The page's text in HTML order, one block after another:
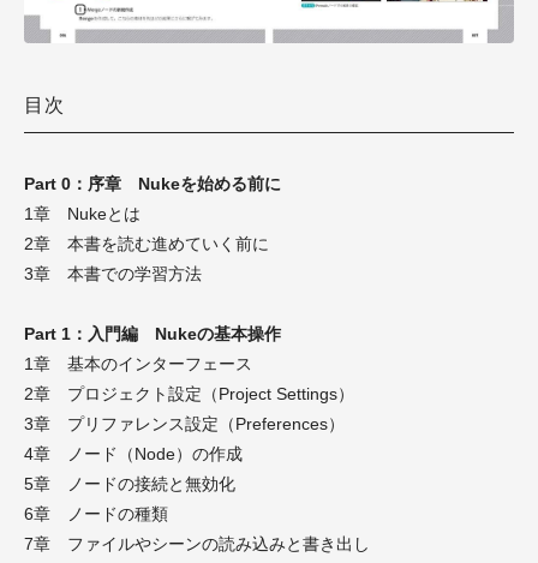
目次
Part 0：序章 Nukeを始める前に
1章 Nukeとは
2章 本書を読む進めていく前に
3章 本書での学習方法
Part 1：入門編 Nukeの基本操作
1章 基本のインターフェース
2章 プロジェクト設定（Project Settings）
3章 プリファレンス設定（Preferences）
4章 ノード（Node）の作成
5章 ノードの接続と無効化
6章 ノードの種類
7章 ファイルやシーンの読み込みと書き出し